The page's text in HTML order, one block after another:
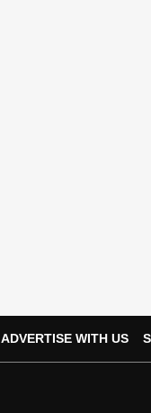
ADVERTISE WITH US